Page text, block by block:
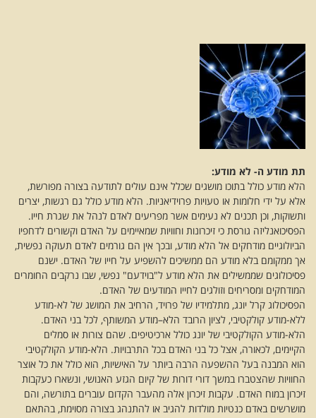
תת מודע ה- לא מודע:
הלא מודע כולל בתוכו מושגים שכלל אינם עולים לתודעה בצורה מפורשת,
אלא על ידי חלומות או טעויות פרוידיאניות. הלא מודע כולל גם רגשות, יצרים
ותשוקות, וכן תכנים לא נעימים אשר מפריעים לאדם לנהל את שגרת חייו.
הפסיכואנליזה גורסת כי זיכרונות וחוויות שמאיימים על האדם וקשורים לדחפיו
הביולוגיים מודחקים אל הלא מודע, ובכך אין הם גורמים לאדם תעוקה נפשית,
אך ממקומם בלא מודע הם ממשיכים להשפיע על חייו של האדם. ישנם
פסיכולוגים שממשילים את הלא מודע ל"בוידעם" נפשי, שבו נרקבים החומרים
המודחקים ומסריחים וזולגים לחייו המודעים של האדם.
הפסיכולוג קרל יונג, מתלמידיו של פרויד, הרחיב את המושג של לא-מודע
ללא-מודע קולקטיבי, לציון הרובד הלא–מודע המשותף, לכל בני האדם.
הלא-מודע הקולקטיבי של יונג כולל ארכיטיפים. שהם צורות או סמלים
הקיימים, לכאורה, אצל כל בני האדם בכל התרבויות. הלא-מודע הקולקטיבי
הוא המבנה בעל ההשפעה הרבה ביותר על האישיות, הוא כולל את כל אוצר
החוויות שהצטברו במשך דורי דורות של קיום הגזע האנושי, ונשארו כעקבות
זיכרון במוח האדם. עקבות זיכרון אלה מהעבר הקדום עוברים בתורשה, והם
מושרשים באדם כנטיות מולדות להגיב או להתנהג בצורה מסוימת, בהתאם